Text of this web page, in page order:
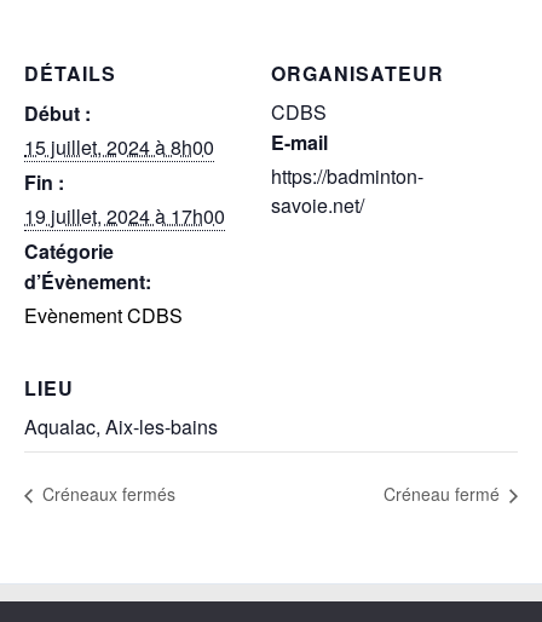
DÉTAILS
Début :
15 juillet, 2024 à 8h00
Fin :
19 juillet, 2024 à 17h00
Catégorie
d’Évènement:
Evènement CDBS
ORGANISATEUR
CDBS
E-mail
https://badminton-
savoie.net/
LIEU
Aqualac, Aix-les-bains
Créneaux fermés Créneau fermé